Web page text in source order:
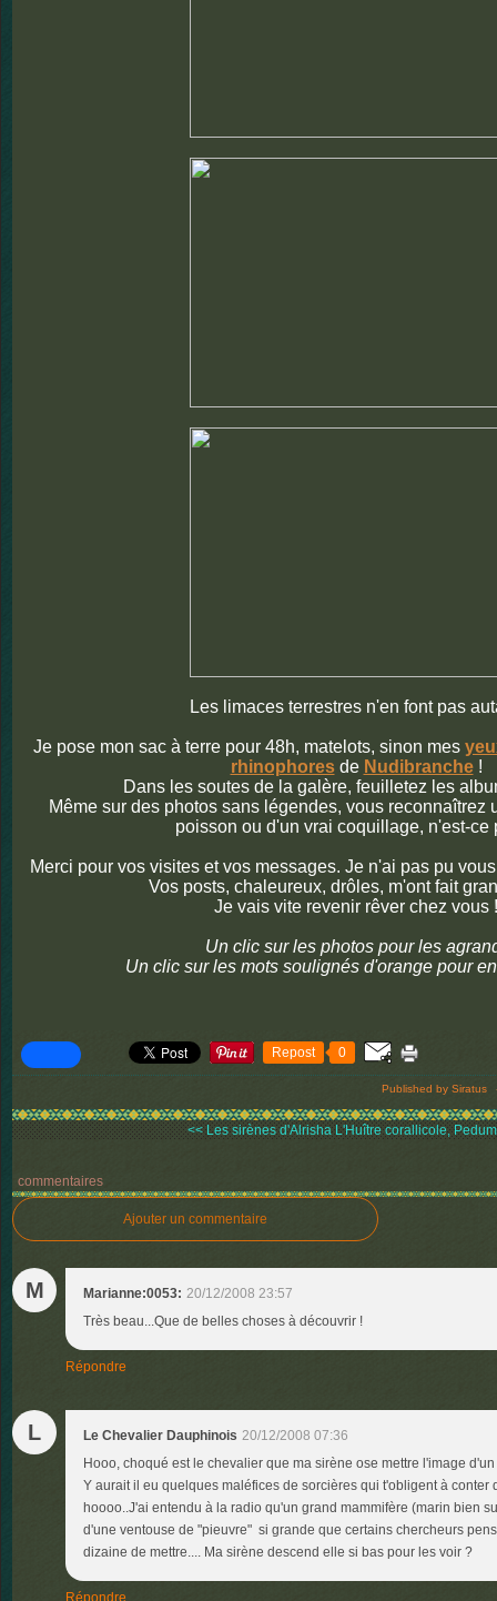
Les limaces terrestres n'en font pas
Je pose mon sac à terre pour 48h, matelots, sinon mes
rhinophoresde Nudibranche!
Dans les soutes de la galère, feuilletez les
Même sur des photos sans légendes, vous reconnaîtrez
poisson ou d'un vrai coquillage, n'est-ce
Merci pour vos visites et vos messages. Je n'ai pas pu
Vos posts, chaleureux, drôles, m'ont fait
Je vais vite revenir rêver chez vous !
Un clic sur les photos pour les
Un clic sur les mots soulignés d'orange pour
Repost 0
Published by Siratus
<< Les sirènes d'Alrisha L'Huître corallicole,
commentaires
Ajouter un commentaire
M Marianne:0053: 20/12/2008 23:57
Très beau...Que de belles choses à découvrir !
Répondre
L Le Chevalier Dauphinois 20/12/2008 07:36
Hooo, choqué est le chevalier que ma sirène ose mettre l'image
Y aurait il eu quelques maléfices de sorcières qui t'obligent à conter
hoooo..J'ai entendu à la radio qu'un grand mammifère (marin bien
d'une ventouse de "pieuvre" si grande que certains chercheurs
dizaine de mettre.... Ma sirène descend elle si bas pour les voir ?
Répondre